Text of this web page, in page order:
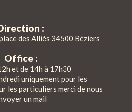
:
des Alliés 34500 Béziers
Office :
et de 14h à 17h30
uniquement pour les
les particuliers merci de nous
un mail